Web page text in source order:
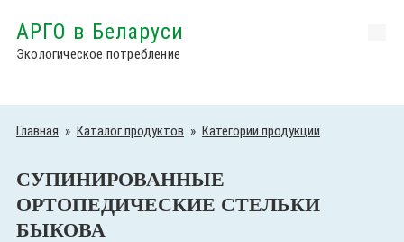
АРГО в Беларуси
Экологическое потребление
Главная » Каталог продуктов » Категории продукции
СУПИНИРОВАННЫЕ
ОРТОПЕДИЧЕСКИЕ СТЕЛЬКИ
БЫКОВА